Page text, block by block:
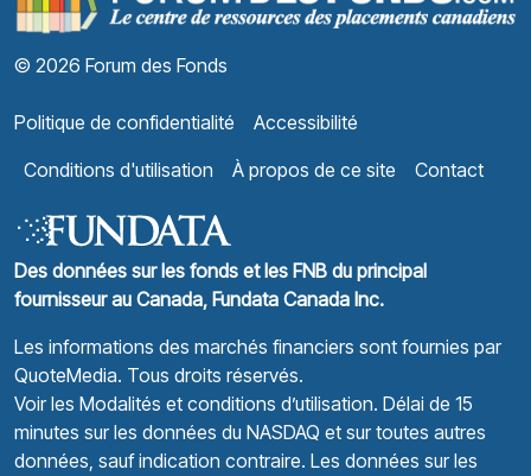
© 2026 Forum des Fonds
Politique de confidentialité
Accessibilité
Conditions d'utilisation
À propos de ce site Contact
Des données sur les fonds et les FNB du principal
fournisseur au Canada, Fundata Canada Inc.
Les informations des marchés financiers sont fournies par
QuoteMedia. Tous droits réservés.
Voir les Modalités et conditions d’utilisation. Délai de 15
minutes sur les données du NASDAQ et sur toutes autres
données, sauf indication contraire. Les données sur les